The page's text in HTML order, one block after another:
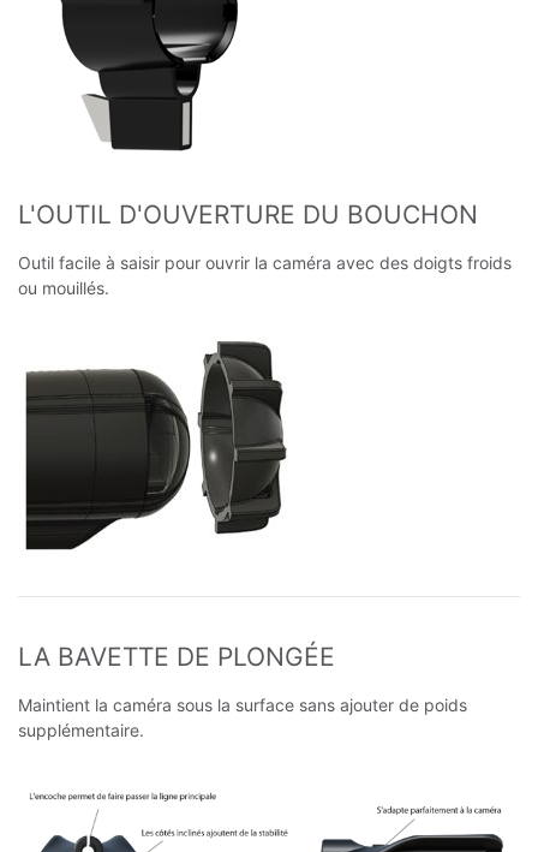
L'OUTIL D'OUVERTURE DU BOUCHON
Outil facile à saisir pour ouvrir la caméra avec des doigts froids
ou mouillés.
LA BAVETTE DE PLONGÉE
Maintient la caméra sous la surface sans ajouter de poids
supplémentaire.